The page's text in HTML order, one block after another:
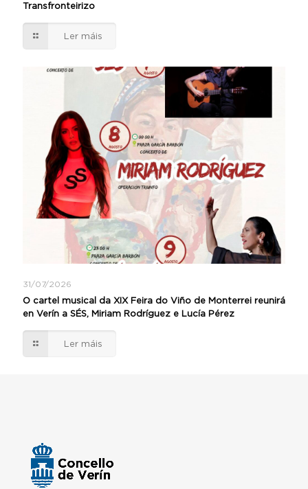
Transfronteirizo
Ler máis
31/07/2026
O cartel musical da XIX Feira do Viño de Monterrei reunirá
en Verín a SÉS, Miriam Rodríguez e Lucía Pérez
Ler máis